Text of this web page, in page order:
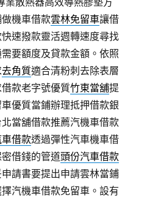
機車借款雲林免留車讓借
速撥款靈活週轉速度尋找
要額度及貸款金額。依照
去角質適合清粉刺去除表層
款老字號優質竹東當舖提
優質當鋪辦理抵押借款銀
當舖借款推薦汽機車借款
借款透過彈性汽車機車借
借錢的管道頭份汽車借款
請書要提出申請雲林當鋪
汽機車借款免留車。設有